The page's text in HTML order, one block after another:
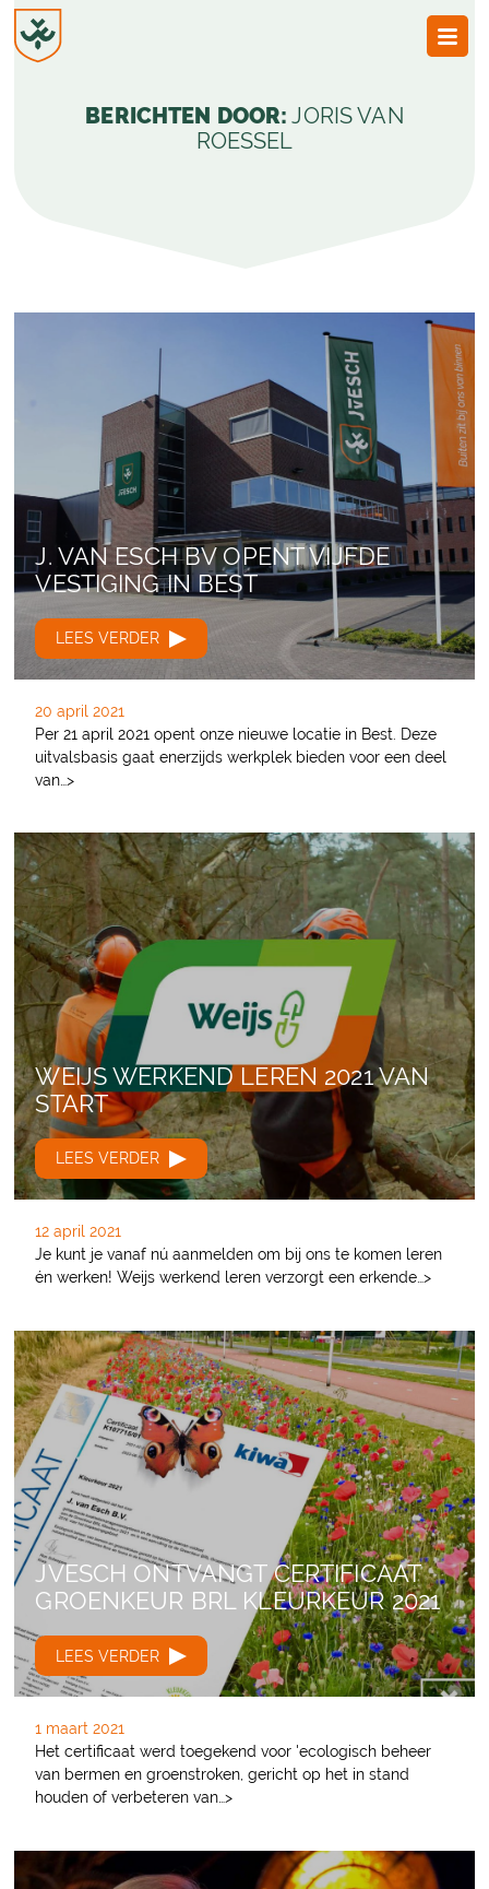
BERICHTEN DOOR: JORIS VAN
ROESSEL
J. VAN ESCH BV OPENT VIJFDE
VESTIGING IN BEST
LEES VERDER
20 april 2021
Per 21 april 2021 opent onze nieuwe locatie in Best. Deze
uitvalsbasis gaat enerzijds werkplek bieden voor een deel
van…>
WEIJS WERKEND LEREN 2021 VAN
START
LEES VERDER
12 april 2021
Je kunt je vanaf nú aanmelden om bij ons te komen leren
én werken! Weijs werkend leren verzorgt een erkende…>
JVESCH ONTVANGT CERTIFICAAT
GROENKEUR BRL KLEURKEUR 2021
LEES VERDER
1 maart 2021
Het certificaat werd toegekend voor 'ecologisch beheer
van bermen en groenstroken, gericht op het in stand
houden of verbeteren van…>